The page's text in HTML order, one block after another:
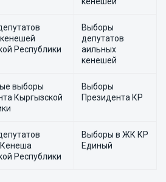
Республики
Выборы
депутатов
аильных
кенешей
выборы
Кыргызской
Выборы
Президента КР
Республики
Выборы в ЖК КР
Единый